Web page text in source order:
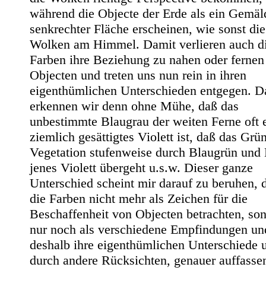
während die Objecte der Erde als ein
senkrechter Fläche erscheinen, wie sonst die
Wolken am Himmel. Damit verlieren auch
Farben ihre Beziehung zu nahen oder fernen
Objecten und treten uns nun rein in ihren
eigenthümlichen Unterschieden entgegen.
erkennen wir denn ohne Mühe, daß das
unbestimmte Blaugrau der weiten Ferne oft
ziemlich gesättigtes Violett ist, daß das
Vegetation stufenweise durch Blaugrün
jenes Violett übergeht u.s.w. Dieser ganze
Unterschied scheint mir darauf zu beruhen,
die Farben nicht mehr als Zeichen für die
Beschaffenheit von Objecten betrachten,
nur noch als verschiedene Empfindungen
deshalb ihre eigenthümlichen Unterschiede
durch andere Rücksichten, genauer